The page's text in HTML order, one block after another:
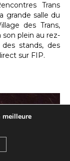
Trans
grande salle du
des Trans,
plein au rez-
stands, des
sur FIP.